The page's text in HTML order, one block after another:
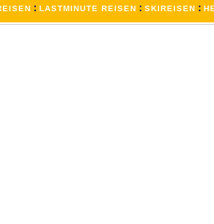
: LASTMINUTE REISEN : SKIREISEN :